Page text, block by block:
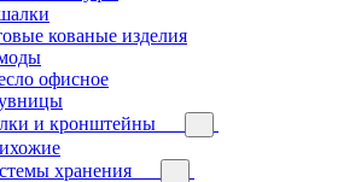
кованые изделия
офисное
и кронштейны
хранения